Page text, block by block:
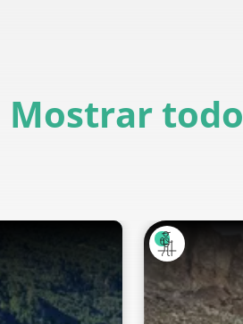
Mostrar todo